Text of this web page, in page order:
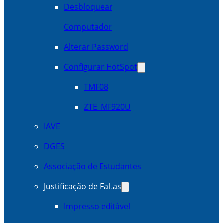
Desbloquear
Computador
Alterar Password
Configurar HotSpot
TMF08
ZTE_MF920U
IAVE
DGES
Associação de Estudantes
Justificação de Faltas
Impresso editável